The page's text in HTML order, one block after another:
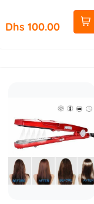
Dhs 100.00